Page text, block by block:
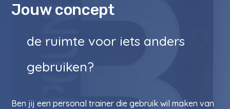
Jouw concept
de ruimte voor iets anders
gebruiken?
Ben jij een personal trainer die gebruik wil maken van